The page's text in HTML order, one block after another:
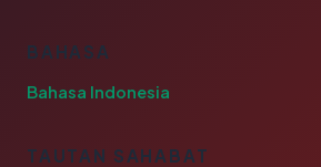
BAHASA
Bahasa Indonesia
TAUTAN SAHABAT